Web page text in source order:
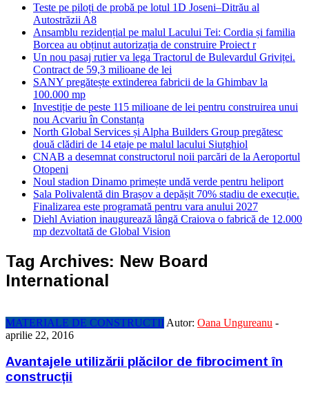
Teste pe piloți de probă pe lotul 1D Joseni–Ditrău al
Autostrăzii A8
Ansamblu rezidențial pe malul Lacului Tei: Cordia și familia
Borcea au obținut autorizația de construire Proiect r
Un nou pasaj rutier va lega Tractorul de Bulevardul Griviței.
Contract de 59,3 milioane de lei
SANY pregătește extinderea fabricii de la Ghimbav la
100.000 mp
Investiție de peste 115 milioane de lei pentru construirea unui
nou Acvariu în Constanța
North Global Services și Alpha Builders Group pregătesc
două clădiri de 14 etaje pe malul lacului Siutghiol
CNAB a desemnat constructorul noii parcări de la Aeroportul
Otopeni
Noul stadion Dinamo primește undă verde pentru heliport
Sala Polivalentă din Brașov a depășit 70% stadiu de execuție.
Finalizarea este programată pentru vara anului 2027
Diehl Aviation inaugurează lângă Craiova o fabrică de 12.000
mp dezvoltată de Global Vision
Tag Archives: New Board
International
MATERIALE DE CONSTRUCTII Autor: Oana Ungureanu -
aprilie 22, 2016
Avantajele utilizării plăcilor de fibrociment în
construcții